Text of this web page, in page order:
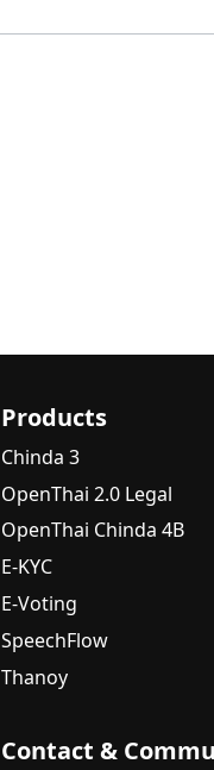
Products
Chinda 3
OpenThai 2.0 Legal
OpenThai Chinda 4B
E-KYC
E-Voting
SpeechFlow
Thanoy
Contact &